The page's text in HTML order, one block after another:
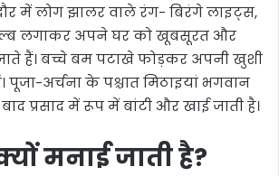
में लोग झालर वाले रंग- बिरंगे लाइट्स,
लगाकर अपने घर को खूबसूरत और
हैं। बच्चे बम पटाखे फोड़कर अपनी खुशी
पूजा-अर्चना के पश्चात मिठाइयां भगवान
प्रसाद में रूप में बांटी और खाई जाती है।
मनाई जाती है?